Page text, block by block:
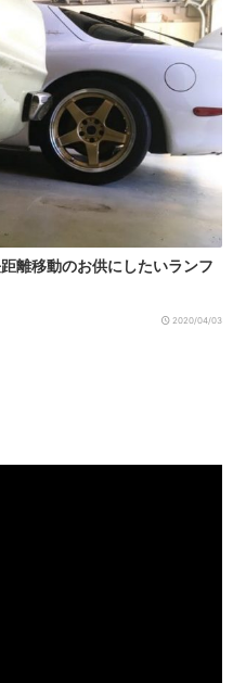
離移動のお供にしたいランフ
2020/04/03